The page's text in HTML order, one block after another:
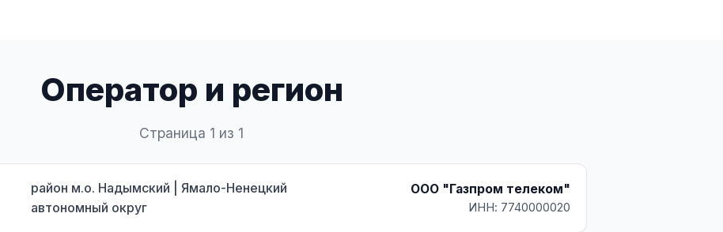
Оператор и регион
Страница 1 из 1
район м.о. Надымский | Ямало-Ненецкий
автономный округ
ООО "Газпром телеком"
ИНН: 7740000020